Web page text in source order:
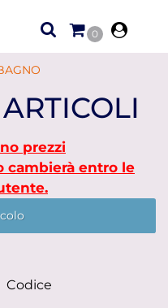
0
prezzi
cambierà entro le